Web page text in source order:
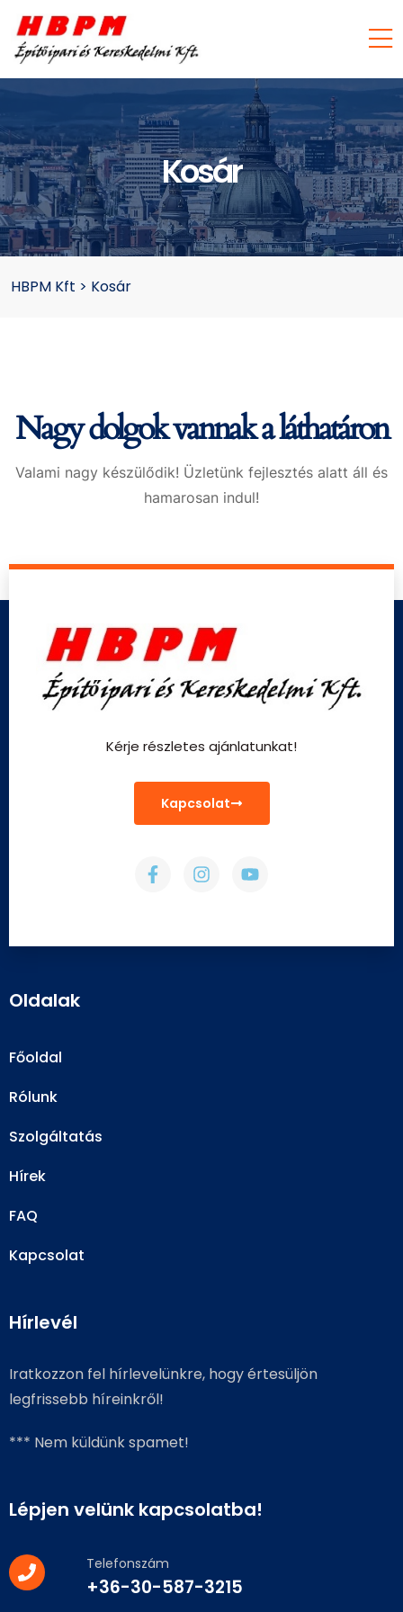
Kosár
HBPM Kft > Kosár
Nagy dolgok vannak a láthatáron
Valami nagy készülődik! Üzletünk fejlesztés alatt áll és
hamarosan indul!
Kérje részletes ajánlatunkat!
Kapcsolat
Oldalak
Főoldal
Rólunk
Szolgáltatás
Hírek
FAQ
Kapcsolat
Hírlevél
Iratkozzon fel hírlevelünkre, hogy értesüljön
legfrissebb híreinkről!
*** Nem küldünk spamet!
Lépjen velünk kapcsolatba!
Telefonszám
+36-30-587-3215